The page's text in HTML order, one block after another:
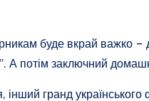
буде вкрай важко –
А потім заключний
гранд